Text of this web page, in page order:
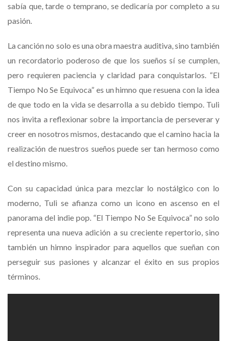
sabía que, tarde o temprano, se dedicaría por completo a su
pasión.
La canción no solo es una obra maestra auditiva, sino también
un recordatorio poderoso de que los sueños sí se cumplen,
pero requieren paciencia y claridad para conquistarlos. “El
Tiempo No Se Equivoca” es un himno que resuena con la idea
de que todo en la vida se desarrolla a su debido tiempo. Tuli
nos invita a reflexionar sobre la importancia de perseverar y
creer en nosotros mismos, destacando que el camino hacia la
realización de nuestros sueños puede ser tan hermoso como
el destino mismo.
Con su capacidad única para mezclar lo nostálgico con lo
moderno, Tuli se afianza como un icono en ascenso en el
panorama del indie pop. “El Tiempo No Se Equivoca” no solo
representa una nueva adición a su creciente repertorio, sino
también un himno inspirador para aquellos que sueñan con
perseguir sus pasiones y alcanzar el éxito en sus propios
términos.